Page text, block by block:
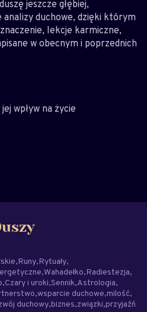
jeszcze głębiej,
analizy duchowe, dzięki którym
lekcje karmiczne,
w obecnym i poprzednich
wpływ na życie
Runy Rytuały
Wahadełko Radiestezja
Czary i uroki Sennik Astrologia
wsparcie duchowe milość
duchowy biznes związki przyjaźń